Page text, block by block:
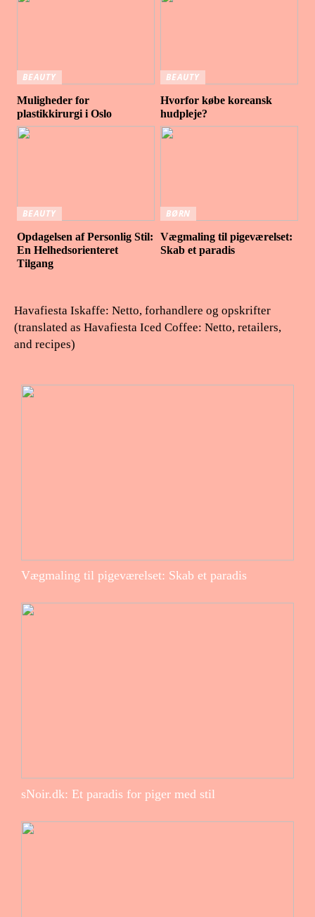
BEAUTY
Muligheder for
plastikkirurgi i Oslo
BEAUTY
Hvorfor købe koreansk
hudpleje?
BEAUTY
Opdagelsen af Personlig Stil:
En Helhedsorienteret
Tilgang
BØRN
Vægmaling til pigeværelset:
Skab et paradis
Havafiesta Iskaffe: Netto, forhandlere og opskrifter
(translated as Havafiesta Iced Coffee: Netto, retailers,
and recipes)
Vægmaling til pigeværelset: Skab et paradis
sNoir.dk: Et paradis for piger med stil